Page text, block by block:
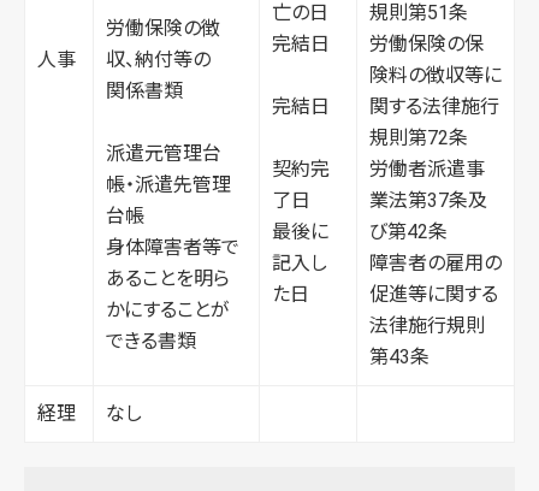
人事
労働保険の徴
収、納付等の
関係書類
派遣元管理台
帳・派遣先管理
台帳
身体障害者等で
あることを明ら
かにすることが
できる書類
亡の日
完結日
完結日
契約完
了日
最後に
記入し
た日
規則第51条
労働保険の保
険料の徴収等に
関する法律施行
規則第72条
労働者派遣事
業法第37条及
び第42条
障害者の雇用の
促進等に関する
法律施行規則
第43条
経理 なし